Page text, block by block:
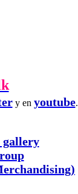
y en youtube.
gallery